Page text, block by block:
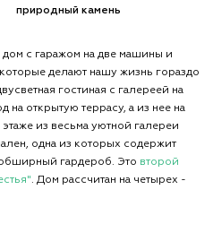
природный камень
с гаражом на две машины и
делают нашу жизнь гораздо
гостиная с галереей на
на открытую террасу, а из нее на
из весьма уютной галереи
одна из которых содержит
гардероб. Это второй
. Дом рассчитан на четырех -